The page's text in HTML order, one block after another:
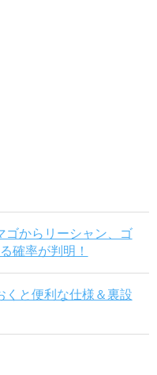
ゴからリーシャン、ゴ
確率が判明！
くと便利な仕様＆裏設